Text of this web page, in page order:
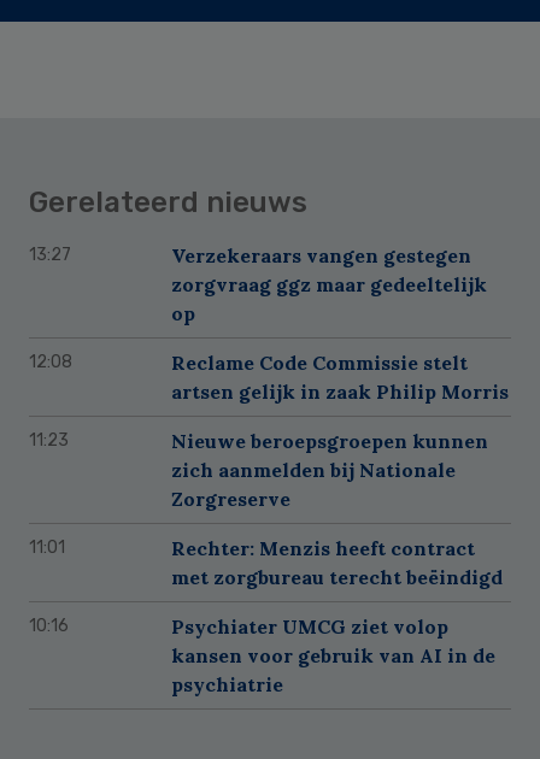
Gerelateerd nieuws
13:27
Verzekeraars vangen gestegen
zorgvraag ggz maar gedeeltelijk
op
12:08
Reclame Code Commissie stelt
artsen gelijk in zaak Philip Morris
11:23
Nieuwe beroepsgroepen kunnen
zich aanmelden bij Nationale
Zorgreserve
11:01
Rechter: Menzis heeft contract
met zorgbureau terecht beëindigd
10:16
Psychiater UMCG ziet volop
kansen voor gebruik van AI in de
psychiatrie